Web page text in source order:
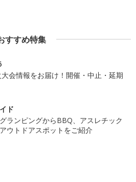
すすめ特集
会情報をお届け！開催・中止・延期
ド
ランピングからBBQ、アスレチック
ウトドアスポットをご紹介